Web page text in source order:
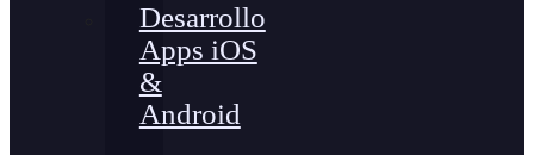
Desarrollo
Apps iOS
&
Android